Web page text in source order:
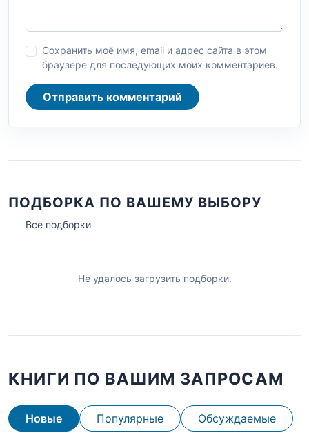
Сохранить моё имя, email и адрес сайта в этом
браузере для последующих моих комментариев.
Отправить комментарий
ПОДБОРКА ПО ВАШЕМУ ВЫБОРУ
Все подборки
Не удалось загрузить подборки.
КНИГИ ПО ВАШИМ ЗАПРОСАМ
Новые Популярные Обсуждаемые